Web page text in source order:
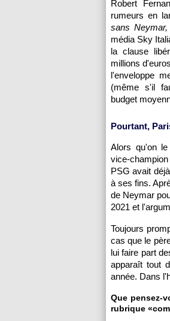
Robert
rumeurs en
sans
média Sky
la clause
millions
l'enveloppe
(même s'il
budget
Pourtant,
Alors qu'on
vice-
PSG avait
à ses fins.
de Neymar
2021 et
Toujours
cas que le
lui faire part
apparaît tout
année. Dans
Que pensez-
rubrique